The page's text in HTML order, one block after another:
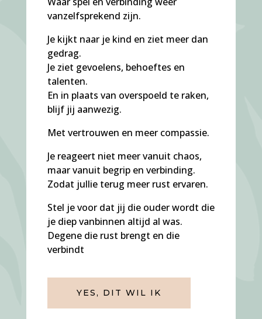
vanzelfsprekend zijn.
Je kijkt naar je kind en ziet meer dan
gedrag.
Je ziet gevoelens, behoeftes en
talenten.
En in plaats van overspoeld te raken,
blijf jij aanwezig.
Met vertrouwen en meer compassie.
Je reageert niet meer vanuit chaos,
maar vanuit begrip en verbinding.
Zodat jullie terug meer rust ervaren.
Stel je voor dat jij die ouder wordt die
je diep vanbinnen altijd al was.
Degene die rust brengt en die
verbindt
YES, DIT WIL IK